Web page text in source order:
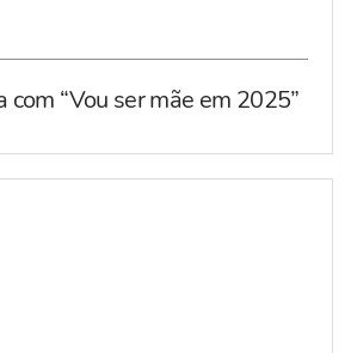
com “Vou ser mãe em 2025”